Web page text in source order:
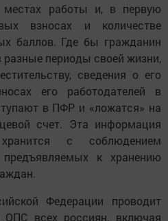
местах работы и, в первую
взносах и количестве
баллов. Где бы гражданин
периоды своей жизни,
сведения о его
его работодателей в
в ПФР и «ложатся» на
счет. Эта информация
с соблюдением
к хранению
Федерации проводит
ОПС всех россиян, включая